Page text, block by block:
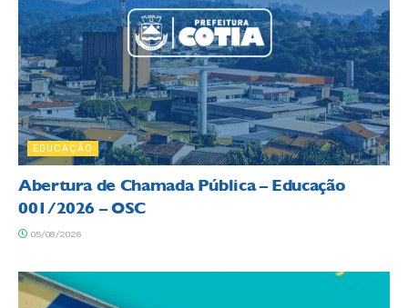
EDUCAÇÃO
Abertura de Chamada Pública – Educação
001/2026 – OSC
05/08/2026